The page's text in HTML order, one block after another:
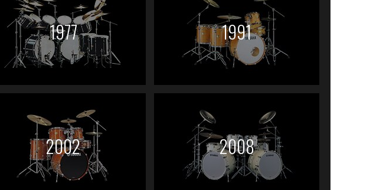
1977 1991
2002 2008